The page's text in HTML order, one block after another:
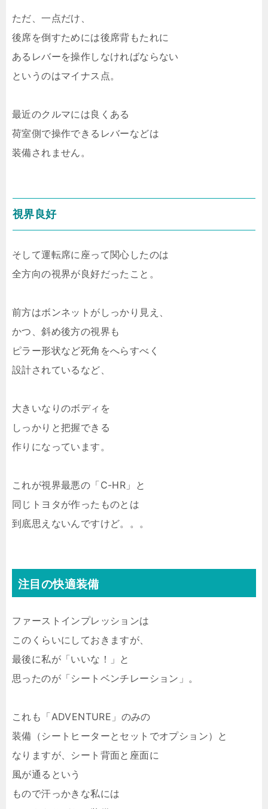
ただ、一点だけ、
後席を倒すためには後席背もたれに
あるレバーを操作しなければならない
というのはマイナス点。
最近のクルマには良くある
荷室側で操作できるレバーなどは
装備されません。
視界良好
そして運転席に座って関心したのは
全方向の視界が良好だったこと。
前方はボンネットがしっかり見え、
かつ、斜め後方の視界も
ピラー形状など死角をへらすべく
設計されているなど、
大きいなりのボディを
しっかりと把握できる
作りになっています。
これが視界最悪の「C-HR」と
同じトヨタが作ったものとは
到底思えないんですけど。。。
注目の快適装備
ファーストインプレッションは
このくらいにしておきますが、
最後に私が「いいな！」と
思ったのが「シートベンチレーション」。
これも「ADVENTURE」のみの
装備（シートヒーターとセットでオプション）と
なりますが、シート背面と座面に
風が通るという
もので汗っかきな私には